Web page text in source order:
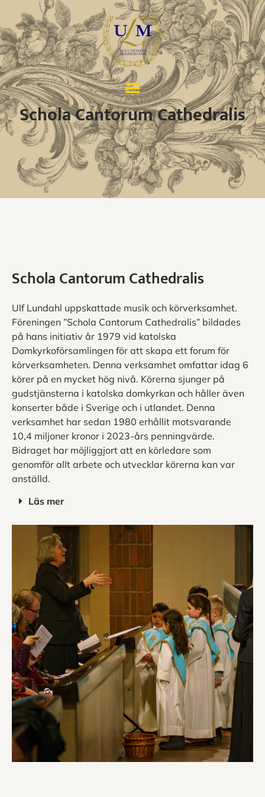
Schola Cantorum Cathedralis
Schola Cantorum Cathedralis
Ulf Lundahl uppskattade musik och körverksamhet.
Föreningen ”Schola Cantorum Cathedralis” bildades
på hans initiativ år 1979 vid katolska
Domkyrkoförsamlingen för att skapa ett forum för
körverksamheten. Denna verksamhet omfattar idag 6
körer på en mycket hög nivå. Körerna sjunger på
gudstjänsterna i katolska domkyrkan och håller även
konserter både i Sverige och i utlandet. Denna
verksamhet har sedan 1980 erhållit motsvarande
10,4 miljoner kronor i 2023-års penningvärde.
Bidraget har möjliggjort att en körledare som
genomför allt arbete och utvecklar körerna kan var
anställd.
Läs mer